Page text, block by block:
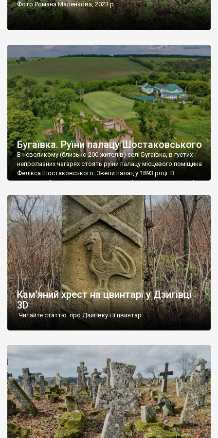
Фото Романа Маленкова, 2023 р.
Бугаївка. Руїни палацу Шостаковського
В невеликому (близько 200 жителів) селі Бугаївка, в густих
непролазних чагарях стоять руїни палацу місцевого поміщика
Фелікса Шостаковського. Звели палац у 1893 році. В
радянський період у ньому спочатку містилася школа, потім
століття тут розмістили туберкульозну лікарню. Коли із
палацу виїхала лікарня – ми точно не […]
Кам’яний хрест на цвинтарі у Дзигівці
3D
Читайте статтю про Дзигівку і її цвинтар